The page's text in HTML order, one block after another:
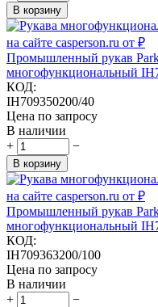
В корзину
Промышленный рукав
многофункциональный
КОД:
IH709350200/40
Цена по запросу
В наличии
+
−
В корзину
Промышленный рукав
многофункциональный
КОД:
IH709363200/100
Цена по запросу
В наличии
+
−